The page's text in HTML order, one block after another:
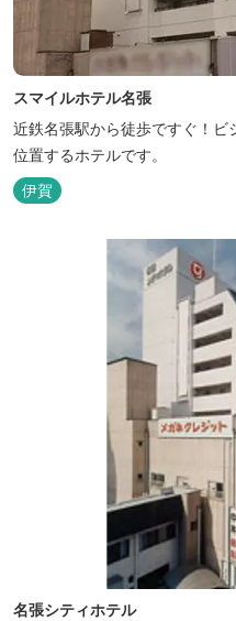
スマイルホテル名張
近鉄名張駅から徒歩ですぐ！ビ
位置するホテルです。
伊賀
名張シティホテル